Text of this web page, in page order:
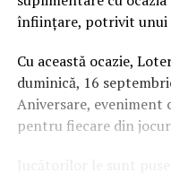
înfiinţare, potrivit unui
Cu această ocazie,
duminică, 16
Aniversare, eveniment
pentru fiecare din